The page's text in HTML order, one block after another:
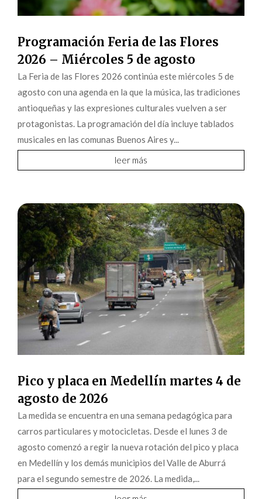
Programación Feria de las Flores
2026 – Miércoles 5 de agosto
La Feria de las Flores 2026 continúa este miércoles 5 de
agosto con una agenda en la que la música, las tradiciones
antioqueñas y las expresiones culturales vuelven a ser
protagonistas. La programación del día incluye tablados
musicales en las comunas Buenos Aires y...
leer más
Pico y placa en Medellín martes 4 de
agosto de 2026
La medida se encuentra en una semana pedagógica para
carros particulares y motocicletas. Desde el lunes 3 de
agosto comenzó a regir la nueva rotación del pico y placa
en Medellín y los demás municipios del Valle de Aburrá
para el segundo semestre de 2026. La medida,...